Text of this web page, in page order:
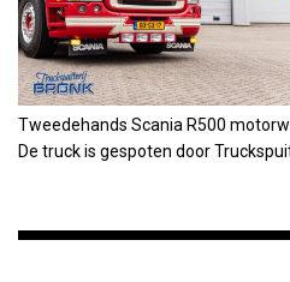
Tweedehands Scania R500
De truck is gespoten door